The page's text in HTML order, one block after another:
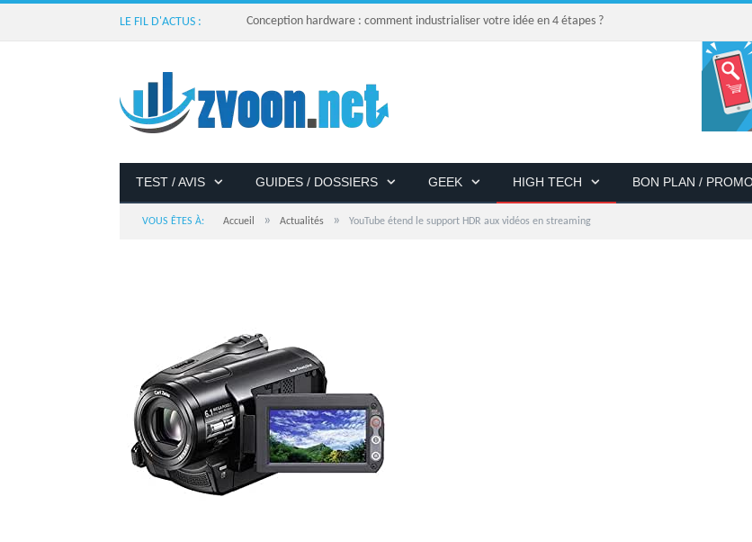
LE FIL D'ACTUS : Conception hardware : comment industrialiser votre idée en 4 étapes ?
TEST / AVIS GUIDES / DOSSIERS GEEK HIGH TECH BON PLAN /
VOUS ÊTES À: Accueil » Actualités » YouTube étend le support HDR aux vidéos en streaming